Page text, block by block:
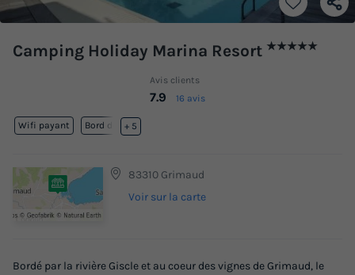
Camping Holiday Marina Resort ★★★★★
Avis clients
7.9 16 avis
Wifi payant Bord de mer
+ 5
83310 Grimaud
Voir sur la carte
Bordé par la rivière Giscle et au coeur des vignes de Grimaud, le